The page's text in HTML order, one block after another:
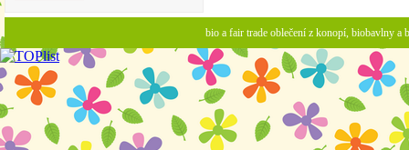
bio a fair trade oblečení z konopí, biobavlny a